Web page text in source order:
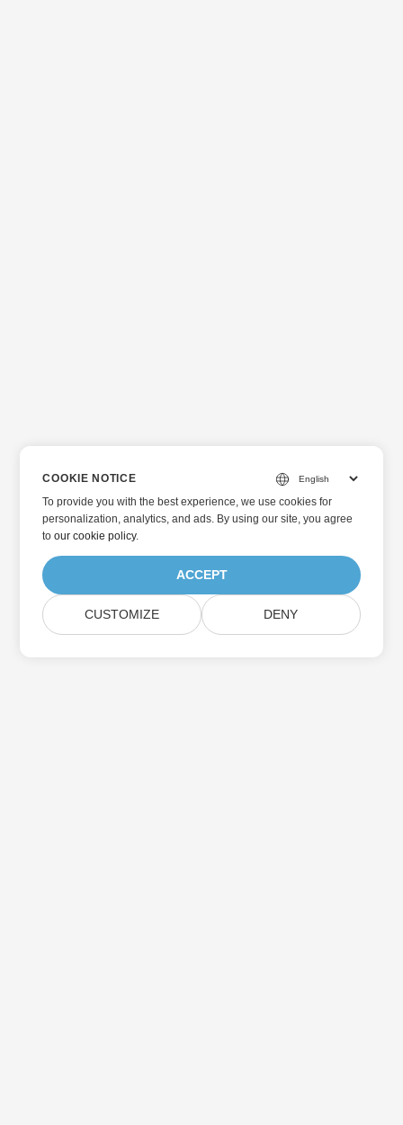
COOKIE NOTICE
To provide you with the best experience, we use cookies for
personalization, analytics, and ads. By using our site, you agree
toour cookie policy.
ACCEPT
CUSTOMIZE DENY